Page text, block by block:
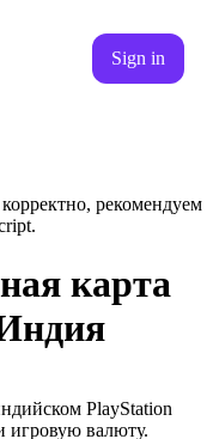
Sign in
рекомендуем
карта
PlayStation
игровую валюту.